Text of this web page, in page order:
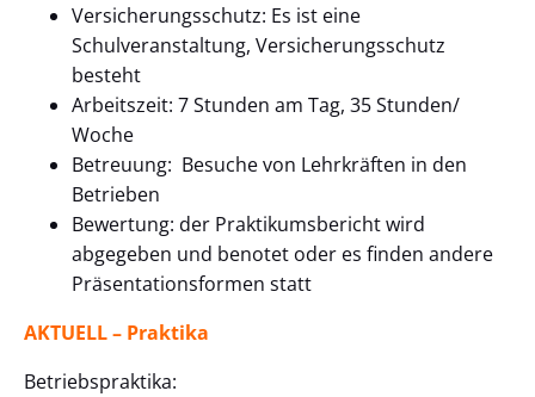
Versicherungsschutz: Es ist eine
Schulveranstaltung, Versicherungsschutz
besteht
Arbeitszeit: 7 Stunden am Tag, 35 Stunden/
Woche
Betreuung: Besuche von Lehrkräften in den
Betrieben
Bewertung: der Praktikumsbericht wird
abgegeben und benotet oder es finden andere
Präsentationsformen statt
AKTUELL – Praktika
Betriebspraktika: